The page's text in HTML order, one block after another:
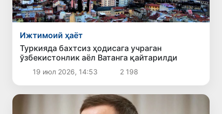
Ижтимоий ҳаёт
Туркияда бахтсиз ҳодисага учраган
ўзбекистонлик аёл Ватанга қайтарилди
19 июл 2026, 14:53 2 198